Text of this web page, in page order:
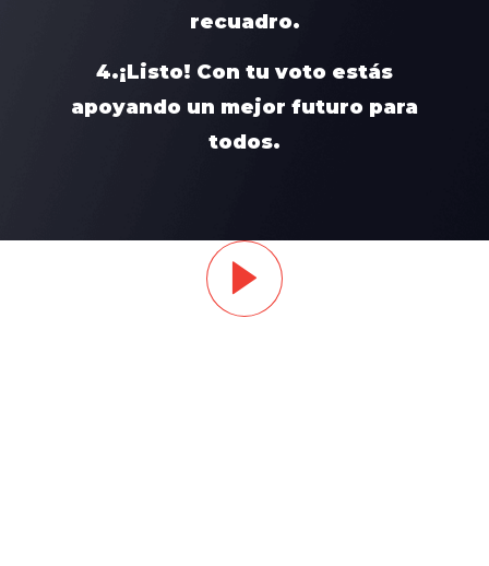
recuadro.
4.¡Listo! Con tu voto estás
apoyando un mejor futuro para
todos.